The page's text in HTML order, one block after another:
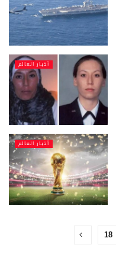
أخبار العالم
أخبار العالم
18